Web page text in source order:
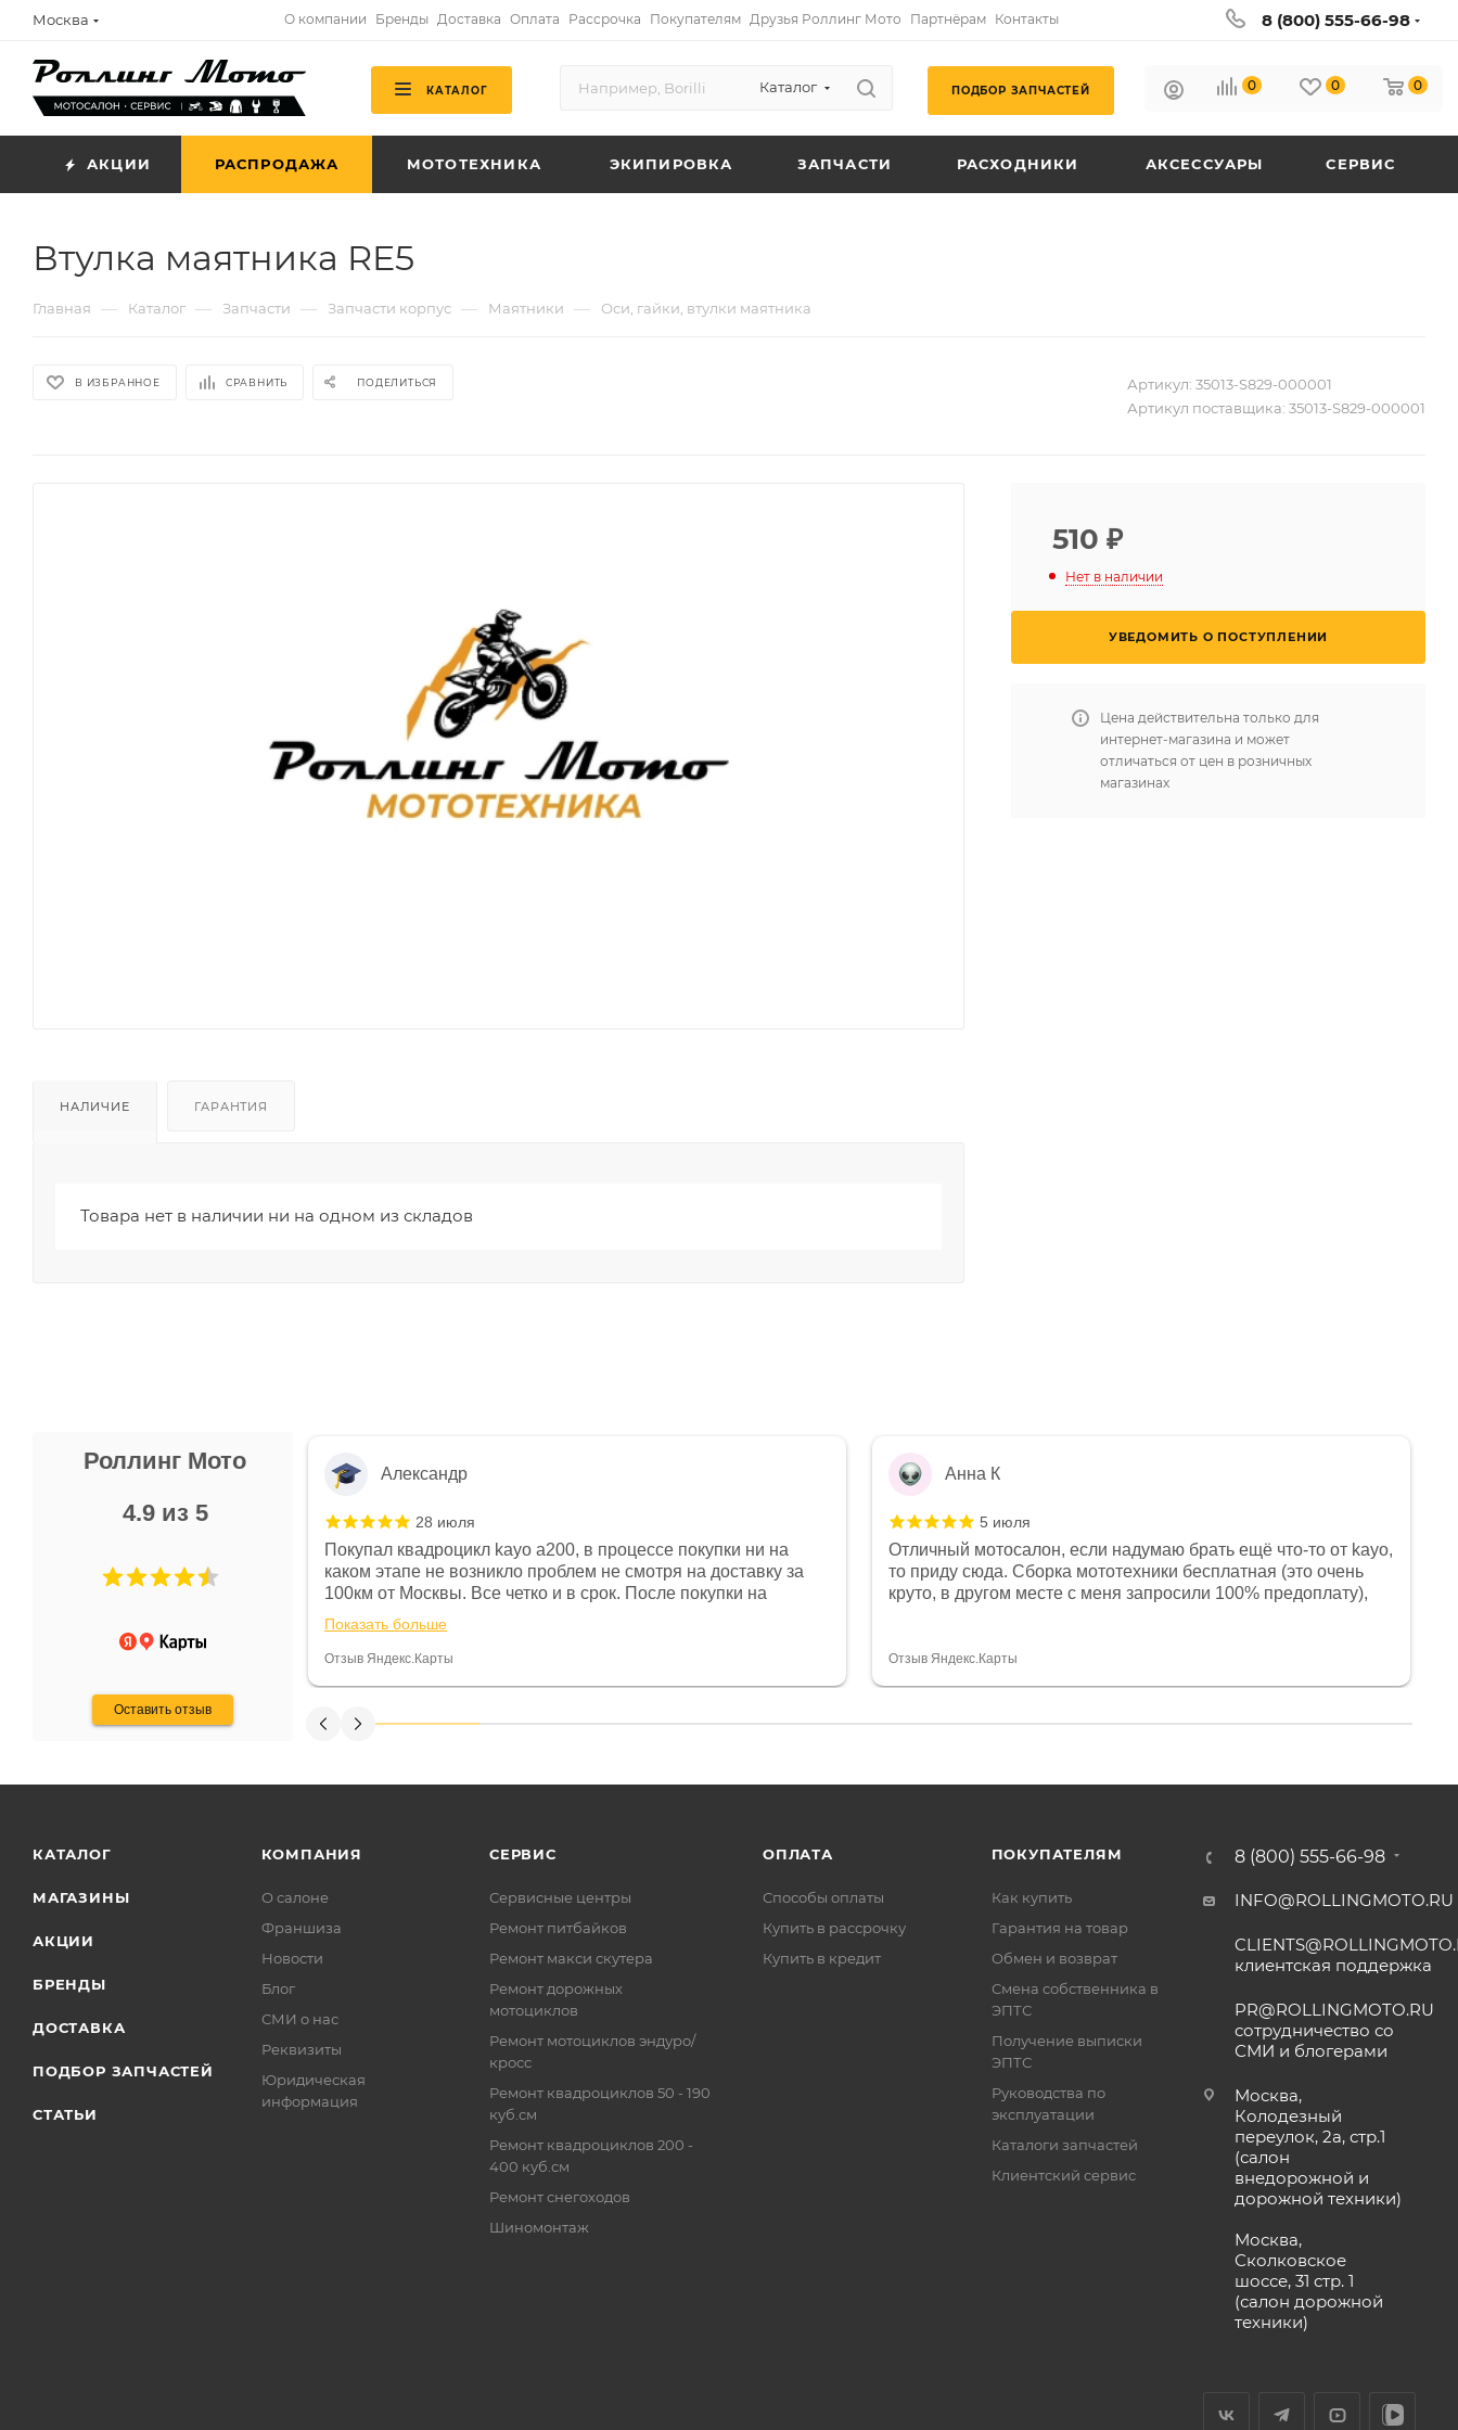
Москва О компании Бренды Доставка Оплата Рассрочка Покупателям Друзья Роллинг Мото Партнёрам Контакты 8 (800) 555-66-98
КАТАЛОГ Каталог ПОДБОР ЗАПЧАСТЕЙ 0 0 0
АКЦИИ РАСПРОДАЖА МОТОТЕХНИКА ЭКИПИРОВКА ЗАПЧАСТИ РАСХОДНИКИ АКСЕССУАРЫ СЕРВИС
Втулка маятника RE5
Главная — Каталог — Запчасти — Запчасти корпус — Маятники — Оси, гайки, втулки маятника
В ИЗБРАННОЕ СРАВНИТЬ ПОДЕЛИТЬСЯ Артикул: 35013-S829-000001
Артикул поставщика: 35013-S829-000001
НАЛИЧИЕ ГАРАНТИЯ
Товара нет в наличии ни на одном из складов
510 ₽
Нет в наличии
УВЕДОМИТЬ О ПОСТУПЛЕНИИ
Цена действительна только для
интернет-магазина и может
отличаться от цен в розничных
магазинах
Роллинг Мото
4.9 из 5
Оставить отзыв
Не понравились условия
и дают только на год)
Александр
28 июля
Покупал квадроцикл kayo a200, в процессе покупки ни на
каком этапе не возникло проблем не смотря на доставку за
100км от Москвы. Все четко и в срок. После покупки на
спидометре всегда был 0, при этом представители магазина
постоянно были на связи и в итоге проблема была решена.
Считаю, что это говорит о небезразличии к клиенту после
Показать больше
Отзыв Яндекс.Карты
Анна К
5 июля
Отличный мотосалон, если надумаю брать ещё что-то от kayo,
то приду сюда. Сборка мототехники бесплатная (это очень
круто, в другом месте с меня запросили 100% предоплату),
спасибо отдельное, всегда на связи, очень детально всё
Отзыв Яндекс.Карты
КАТАЛОГ
МАГАЗИНЫ
АКЦИИ
БРЕНДЫ
ДОСТАВКА
ПОДБОР ЗАПЧАСТЕЙ
СТАТЬИ
КОМПАНИЯ
О салоне
Франшиза
Новости
Блог
СМИ о нас
Реквизиты
Юридическая
информация
СЕРВИС
Сервисные центры
Ремонт питбайков
Ремонт макси скутера
Ремонт дорожных
мотоциклов
Ремонт мотоциклов эндуро/
кросс
Ремонт квадроциклов 50 - 190
куб.см
Ремонт квадроциклов 200 -
400 куб.см
Ремонт снегоходов
Шиномонтаж
ОПЛАТА
Способы оплаты
Купить в рассрочку
Купить в кредит
ПОКУПАТЕЛЯМ
Как купить
Гарантия на товар
Обмен и возврат
Смена собственника в
ЭПТС
Получение выписки
ЭПТС
Руководства по
эксплуатации
Каталоги запчастей
Клиентский сервис
8 (800) 555-66-98
INFO@ROLLINGMOTO.RU
клиентская поддержка
PR@ROLLINGMOTO.RU
сотрудничество со
СМИ и блогерами
Москва,
Колодезный
переулок, 2а, стр.1
(салон
внедорожной и
дорожной техники)
Москва,
Сколковское
шоссе, 31 стр. 1
(салон дорожной
техники)